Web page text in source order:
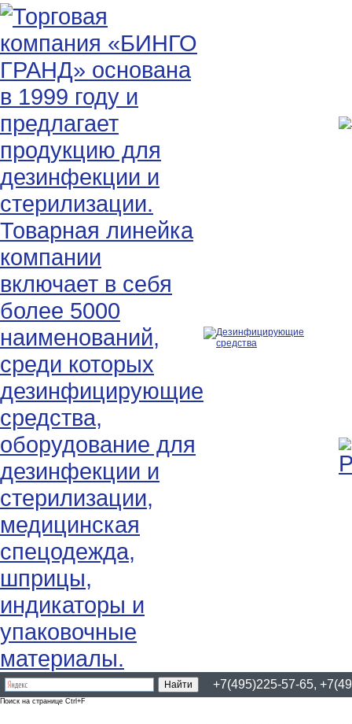
+7(495)225-57-65,
Поиск на странице Ctrl+F